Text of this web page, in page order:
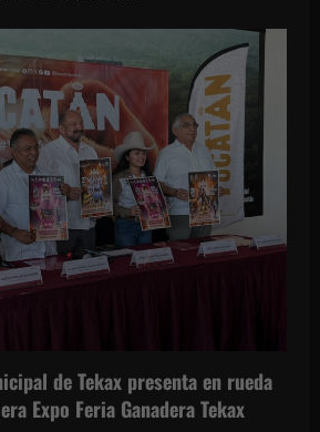
de Tekax presenta en rueda
Expo Feria Ganadera Tekax